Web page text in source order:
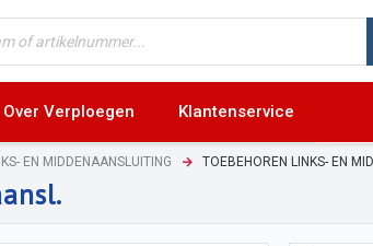
Over Verploegen Klantenservice
EN MIDDENAANSLUITING TOEBEHOREN LINKS- EN